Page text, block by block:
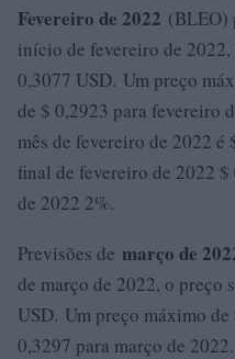
Fevereiro de 2022 (BLEO)
início de fevereiro de
0,3077 USD. Um preço
de $ 0,2923 para fevereiro
mês de fevereiro de 2022
final de fevereiro de 2022
de 2022 2%.
Previsões de março de
de março de 2022, o preço
USD. Um preço máximo
0,3297 para março de